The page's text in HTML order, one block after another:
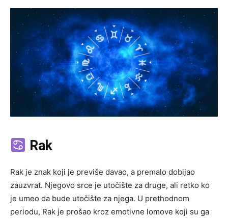
Rak
Rak je znak koji je previše davao, a premalo dobijao
zauzvrat. Njegovo srce je utočište za druge, ali retko ko
je umeo da bude utočište za njega. U prethodnom
periodu, Rak je prošao kroz emotivne lomove koji su ga